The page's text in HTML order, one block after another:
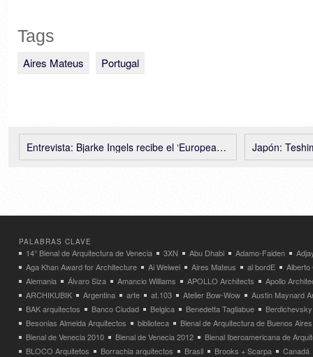
Tags
Aires Mateus Portugal
Japón:
Entrevista: Bjarke Ingels recibe el ‘European Prize for Architecture 2010’
PALABRAS CLAVE
14° Bienal de Arquitectura de Venecia 3XN Abu Dhabi Adamo-Faiden
Aga Khan Award for Architecture
Ai Weiwei Aires Mateus al bordE
Alberto
Alemania
Álvaro Siza Amancio Williams APOLLO Architects
Apollo
ARCHIKUBIK
Argentina arte at.103 Atelier Bow-Wow
Austin Maynard
BAK arquitectos
Banco Ciudad Belgica Benedetta Tagliabue
Besonias Almeida Arquitectos
biblioteca
Bienal de Arquitectura de Buenos Aires
Bienal de Venecia 2010
Bienal de Venecia 2012
Bienal Iberoamericana de
BLOCO Arquitetos
Borrachia arquitectos Brasil Brooks + Scarpa
Canadá